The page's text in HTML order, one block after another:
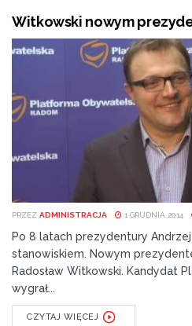
Witkowski nowym
PRZEZ ADMINISTRACJA 1 GRUDNIA 2014
Po 8 latach prezydentury
stanowiskiem. Nowym
Radosław Witkowski. Kandydat
wygrał...
CZYTAJ WIĘCEJ